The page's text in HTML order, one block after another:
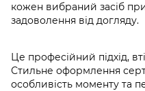
кожен вибраний засіб
задоволення від догляду.
Це професійний підхід,
Стильне оформлення
особливість моменту та